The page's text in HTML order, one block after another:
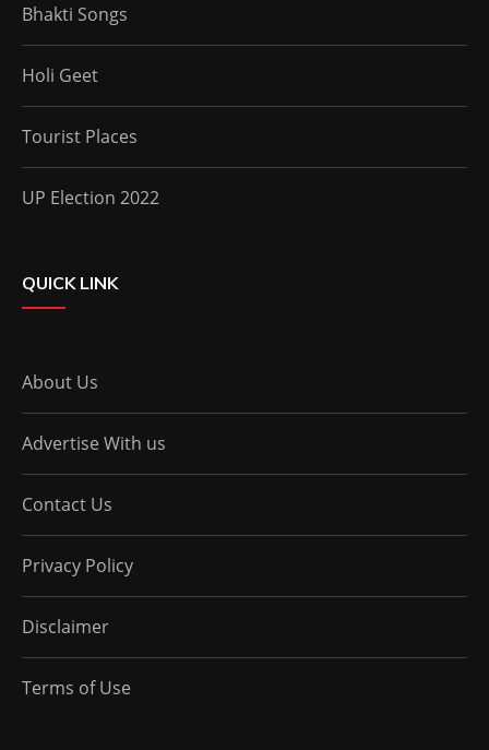
Bhakti Songs
Holi Geet
Tourist Places
UP Election 2022
QUICK LINK
About Us
Advertise With us
Contact Us
Privacy Policy
Disclaimer
Terms of Use